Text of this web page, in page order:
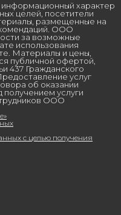
характер
целей, посетители
размещенные на
ООО
за возможные
использования
Материалы и цены,
публичной офертой,
437 Гражданского
услуг
об оказании
получением услуги
ООО
с целью получения